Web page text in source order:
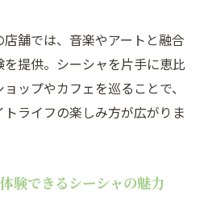
舗では、音楽やアートと融合
提供。シーシャを片手に恵比
ップやカフェを巡ることで、
ライフの楽しみ方が広がりま
験できるシーシャの魅力